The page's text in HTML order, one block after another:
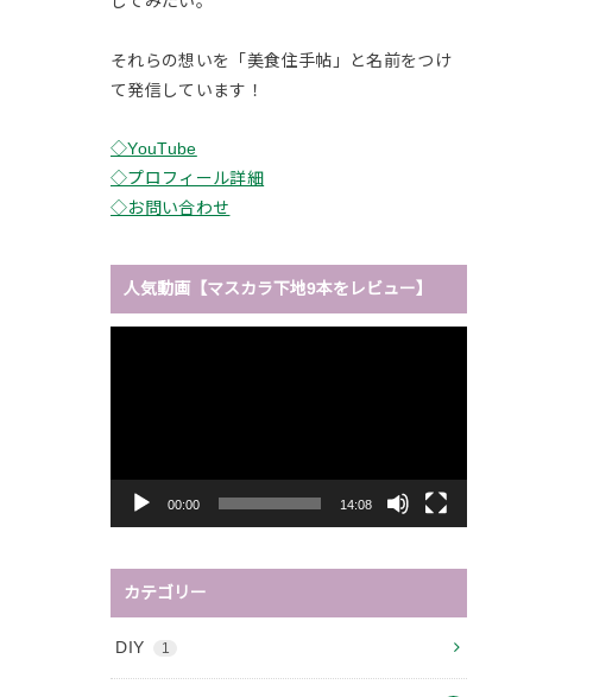
それらの想いを「美食住手帖」と名前をつけ
て発信しています！
◇YouTube
◇プロフィール詳細
◇お問い合わせ
人気動画【マスカラ下地9本をレビュー】
00:00 14:08
カテゴリー
DIY 1